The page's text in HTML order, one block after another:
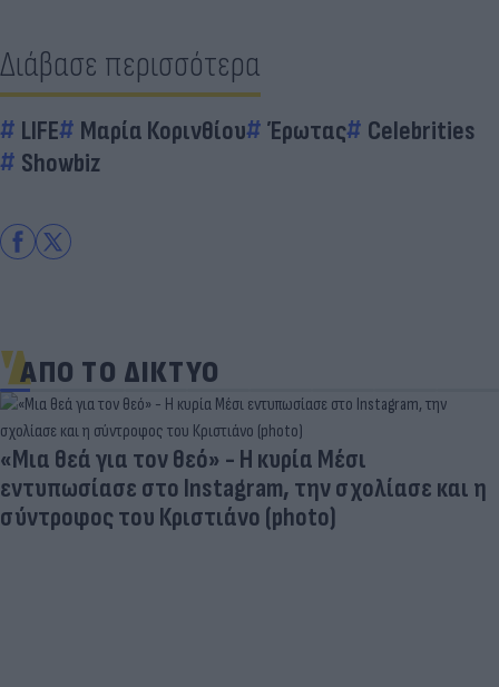
Διάβασε περισσότερα
LIFE Μαρία Κορινθίου Έρωτας
Celebrities
Showbiz
ΑΠΟ ΤΟ ΔΙΚΤΥΟ
«Μια θεά για τον θεό» - Η κυρία Μέσι
εντυπωσίασε στο Instagram, την σχολίασε και η
σύντροφος του Κριστιάνο (photo)